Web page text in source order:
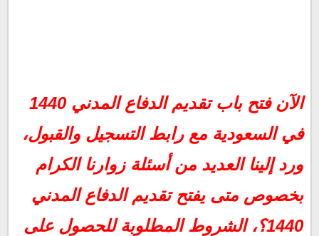
الآن فتح باب تقديم الدفاع المدني 1440 في السعودية مع رابط
التسجيل والقبول:
مؤهلات التقديم في الدفاع المدني 1440 رتبة عريف:
مؤهلات التقديم في الدفاع المدني 1440 رتبة جندي أول:
مؤهلات التقديم في الدفاع المدني 1440 رتبة جندي :
متى يفتح تقديم الدفاع المدني 1440؟
الشروط المطلوبة للحصول على وظائف الدفاع المدني 1440:
الآن فتح باب تقديم الدفاع المدني 1440
في السعودية مع رابط التسجيل والقبول،
ورد إلينا العديد من أسئلة زوارنا الكرام
بخصوص متى يفتح تقديم الدفاع المدني
1440؟، الشروط المطلوبة للحصول على